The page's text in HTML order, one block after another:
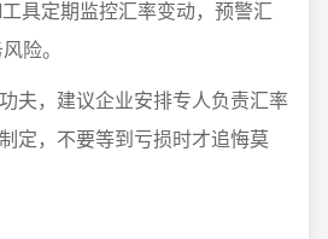
具定期监控汇率变动，预警汇
险。
夫，建议企业安排专人负责汇率
定，不要等到亏损时才追悔莫